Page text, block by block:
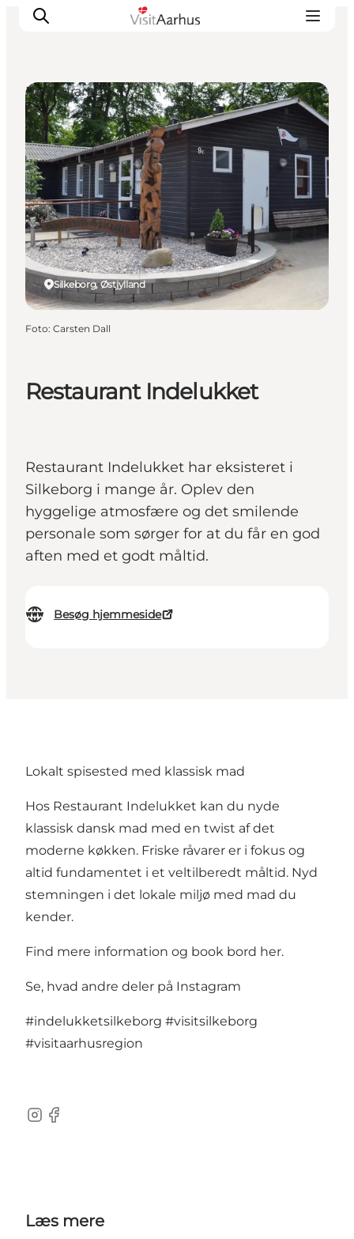
Oplevelser
Kalender
Byer og steder
Planlæg ferien
Transport
Restaurant Indelukket
Restaurant Indelukket har eksisteret i
Silkeborg i mange år. Oplev den
hyggelige atmosfære og det smilende
personale som sørger for at du får en god
aften med et godt måltid.
Besøg hjemmeside
Silkeborg, Østjylland
Restauranter
Foto: Carsten Dall
Lokalt spisested med klassisk mad
Hos Restaurant Indelukket kan du nyde
klassisk dansk mad med en twist af det
moderne køkken. Friske råvarer er i fokus og
altid fundamentet i et veltilberedt måltid. Nyd
stemningen i det lokale miljø med mad du
kender.
Find mere information og book bord her.
Se, hvad andre deler på Instagram
#indelukketsilkeborg #visitsilkeborg
#visitaarhusregion
Instagram
Facebook
Læs mere